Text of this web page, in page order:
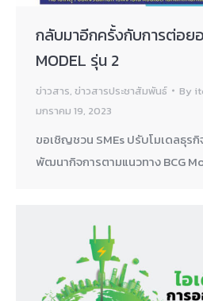
กลับมาอีกครั้งกับการต่อย
MODEL รุ่น 2
ข่าวสาร, ข่าวสารประชาสัมพันธ์ By
มกราคม 19, 2023
ขอเชิญชวน SMEs ปรับโมเดลธุร
พัฒนากิจการตามแนวทาง BCG